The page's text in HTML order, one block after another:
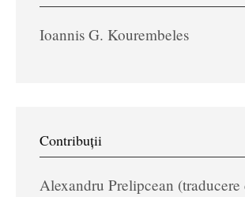
Ioannis G. Kourembeles
Contribuții
Alexandru Prelipcean